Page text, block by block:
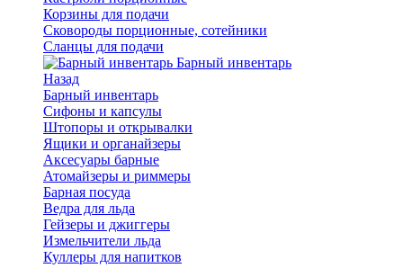
Корзины для подачи
Сковороды порционные, сотейники
Сланцы для подачи
Барный инвентарь
Назад
Барный инвентарь
Сифоны и капсулы
Штопоры и открывалки
Ящики и органайзеры
Аксесуары барные
Атомайзеры и риммеры
Барная посуда
Ведра для льда
Гейзеры и джиггеры
Измельчители льда
Куллеры для напитков